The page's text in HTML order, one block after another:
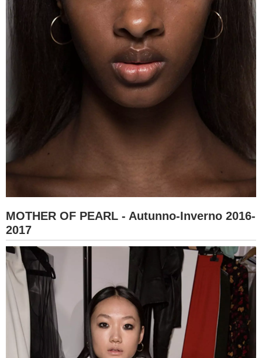
MOTHER OF PEARL - Autunno-Inverno 2016-
2017